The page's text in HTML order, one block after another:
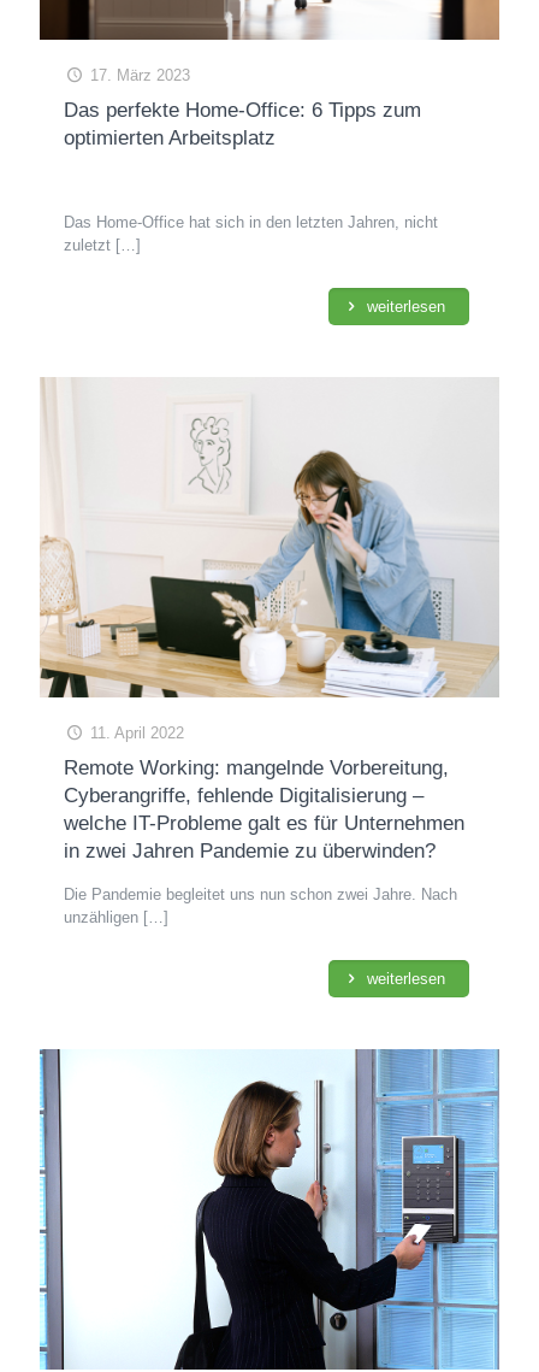
17. März 2023
Das perfekte Home-Office: 6 Tipps zum
optimierten Arbeitsplatz
Das Home-Office hat sich in den letzten Jahren, nicht
zuletzt […]
weiterlesen
11. April 2022
Remote Working: mangelnde Vorbereitung,
Cyberangriffe, fehlende Digitalisierung –
welche IT-Probleme galt es für Unternehmen
in zwei Jahren Pandemie zu überwinden?
Die Pandemie begleitet uns nun schon zwei Jahre. Nach
unzähligen […]
weiterlesen